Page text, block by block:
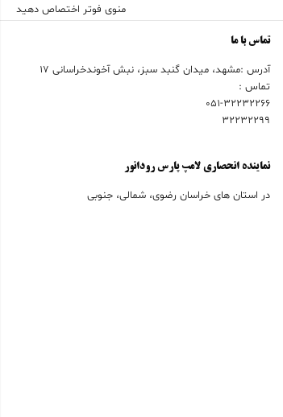
منوی فوتر اختصاص دهید
تماس با ما
آدرس :مشهد، میدان گنبد سبز، نبش آخوندخراسانی 17
تماس :
051-32232266
32232299
نماینده انحصاری لامپ پارس رودانور
در استان های خراسان رضوی، شمالی، جنوبی